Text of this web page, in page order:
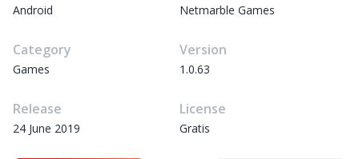
Android Netmarble Games
Category
Games
Version
1.0.63
Release
24 June 2019
License
Gratis